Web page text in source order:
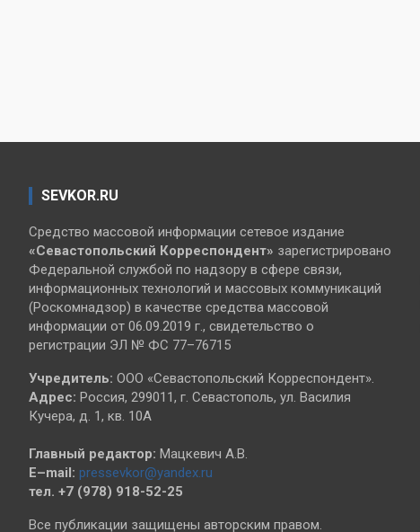
SEVKOR.RU
Средство массовой информации сетевое издание
«Севастопольский Корреспондент» зарегистрировано
Федеральной службой по надзору в сфере связи,
информационных технологий и массовых коммуникаций
(Роскомнадзор) в качестве средства массовой
информации от 06.09.2019 г., свидетельство о
регистрации ЭЛ № ФС 77–76715
Учредитель: ООО «Севастопольский Корреспондент».
Адрес: Россия, 299011, г. Севастополь, ул. Василия
Кучера, д. 1, кв. 10А
Главный редактор: Мацкевич А.В.
E–mail: pressevkor@yandex.ru
тел. +7 (978) 918-52-25
Все публикации защищены авторским правом.